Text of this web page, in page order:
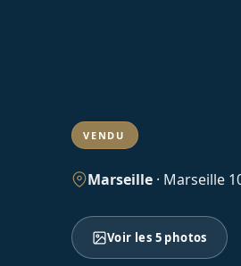
VENDU
Marseille · Marseille
Voir les 5 photos